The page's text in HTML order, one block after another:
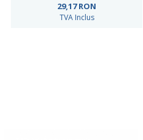
29,17RON
TVA Inclus